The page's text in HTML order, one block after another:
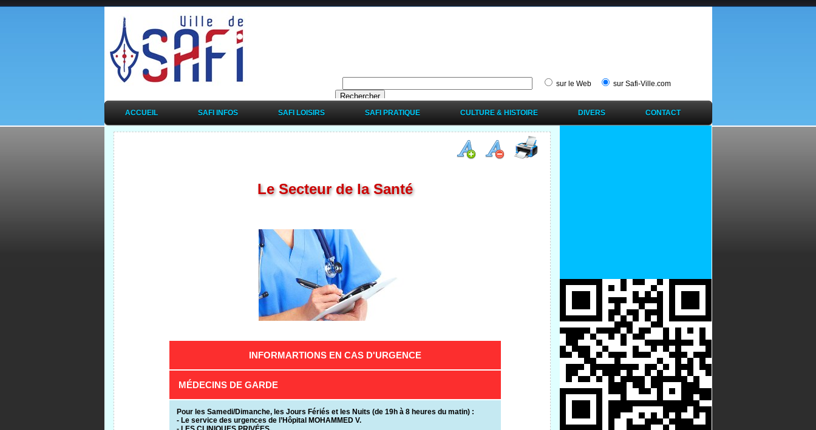
sur le Web sur Safi-Ville.com
ACCUEIL SAFI INFOS SAFI LOISIRS SAFI PRATIQUE CULTURE & HISTOIRE DIVERS CONTACT
Le Secteur de la Santé
INFORMARTIONS EN CAS D'URGENCE
MÉDECINS DE GARDE
Pour les Samedi/Dimanche, les Jours Fériés et les Nuits (de 19h à 8 heures du matin) :
- Le service des urgences de l’Hôpital MOHAMMED V.